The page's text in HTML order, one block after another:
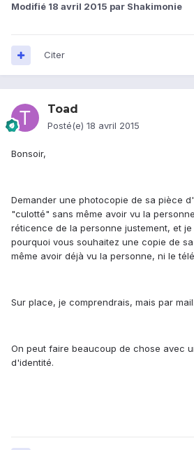
Modifié 18 avril 2015 par Shakimonie
Citer
Toad
Posté(e) 18 avril 2015
Bonsoir,
Demander une photocopie de sa pièce
"culotté" sans même avoir vu la
réticence de la personne justement, et
pourquoi vous souhaitez une copie de
même avoir déjà vu la personne, ni le
Sur place, je comprendrais, mais par
On peut faire beaucoup de chose avec
d'identité.